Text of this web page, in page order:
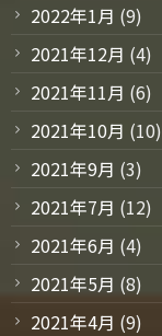
2022年1月 (9)
2021年12月 (4)
2021年11月 (6)
2021年10月 (10)
2021年9月 (3)
2021年7月 (12)
2021年6月 (4)
2021年5月 (8)
2021年4月 (9)